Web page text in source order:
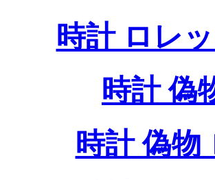
時計 ロレ
時計 偽
時計 偽物